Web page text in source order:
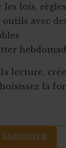
les lois,
avec
lecture,
la
S’ABONNER